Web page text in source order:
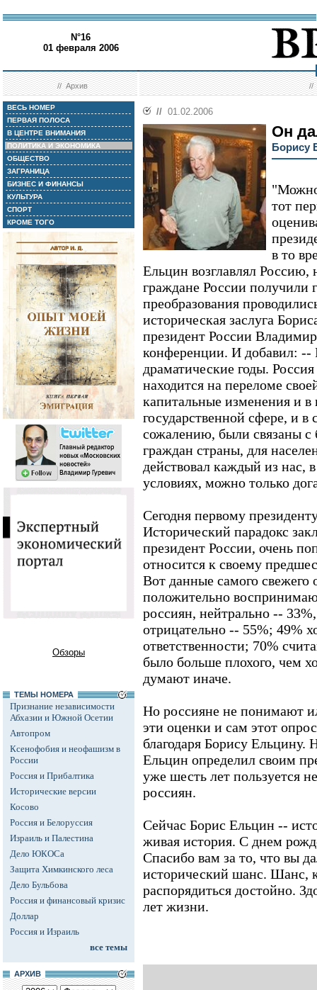
N°16
01 февраля 2006
//Архив //
ВЕСЬ НОМЕР
ПЕРВАЯ ПОЛОСА
В ЦЕНТРЕ ВНИМАНИЯ
ПОЛИТИКА И ЭКОНОМИКА
ОБЩЕСТВО
ЗАГРАНИЦА
БИЗНЕС И ФИНАНСЫ
КУЛЬТУРА
СПОРТ
КРОМЕ ТОГО
Обзоры
ТЕМЫ НОМЕРА
Признание независимости
Абхазии и Южной Осетии
Автопром
Ксенофобия и неофашизм в
России
Россия и Прибалтика
Исторические версии
Косово
Россия и Белоруссия
Израиль и Палестина
Дело ЮКОСа
Защита Химкинского леса
Дело Бульбова
Россия и финансовый кризис
Доллар
Россия и Израиль
все темы
АРХИВ
// 01.02.2006
Он
Борису
"Можно
тот
в то
Ельцин возглавлял Россию,
граждане России получили
преобразования
историческая заслуга
президент России
конференции. И добавил: --
драматические годы.
находится на переломе
капитальные изменения и в
государственной сфере, и
сожалению, были связаны
граждан страны, для
действовал каждый из нас,
условиях, можно только
Сегодня первому
Исторический парадокс
президент России, очень
относится к своему
Вот данные самого свежего
положительно
россиян, нейтрально --
отрицательно -- 55%; 49%
ответственности; 70%
было больше плохого, чем
думают иначе.
Но россияне не понимают
эти оценки и сам этот
благодаря Борису
Ельцин определил своим
уже шесть лет пользуется
россиян.
Сейчас Борис Ельцин --
живая история. С днем
Спасибо вам за то, что вы
исторический шанс. Шанс,
распорядиться достойно.
лет жизни.